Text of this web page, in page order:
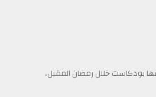
خلال رمضان المقبل،